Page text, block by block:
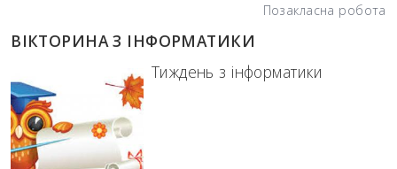
Позакласна робота
ВІКТОРИНА З ІНФОРМАТИКИ
Тиждень з інформатики